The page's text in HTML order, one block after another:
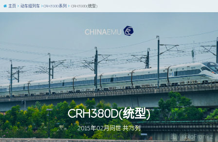
图 / KoloFrankz
CRH380D(统型)
2015年02月问世 共75列
主页 动车组列车 CRH380D系列 CRH380D(统型)